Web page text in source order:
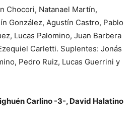
Chocori, Natanael Martín,
González, Agustín Castro, Pablo
Lucas Palomino, Juan Barbera
Carletti. Suplentes: Jonás
Pedro Ruiz, Lucas Guerrini y
Carlino -3-, David Halatino